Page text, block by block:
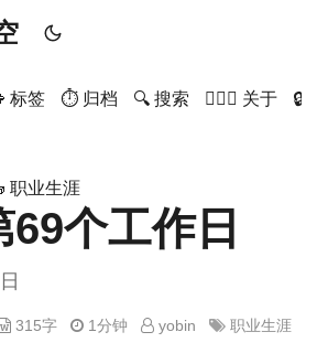
标签 ⏱ 归档 🔍 搜索 🙋🏻‍♂️ 关于 🔒
职业生涯
个工作日
315字 1分钟 yobin
职业生涯